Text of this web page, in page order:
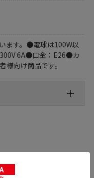
ます。●電球は100W以
6A●口金：E26●カ
向け商品です。